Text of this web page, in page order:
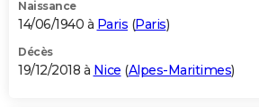
Naissance
14/06/1940 à Paris (Paris)
Décès
19/12/2018 à Nice (Alpes-Maritimes)